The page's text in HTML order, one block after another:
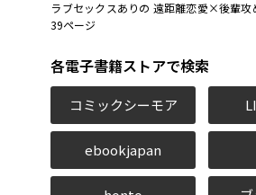
ラブセックスありの 遠距離恋愛×後輩攻
39ページ
各電子書籍ストアで検索
コミックシーモア
ebookjapan